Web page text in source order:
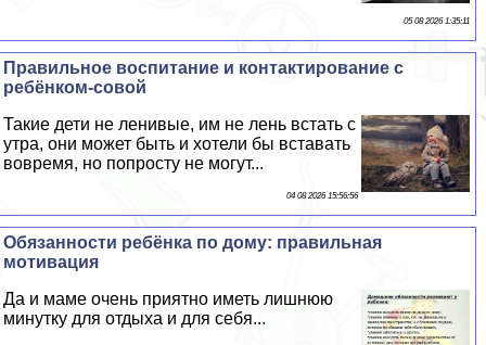
05 08 2026 1:35:11
Правильное воспитание и контактирование с
ребёнком-совой
Такие дети не ленивые, им не лень встать с
утра, они может быть и хотели бы вставать
вовремя, но попросту не могут...
04 08 2026 15:56:56
Обязанности ребёнка по дому: правильная
мотивация
Да и маме очень приятно иметь лишнюю
минутку для отдыха и для себя...